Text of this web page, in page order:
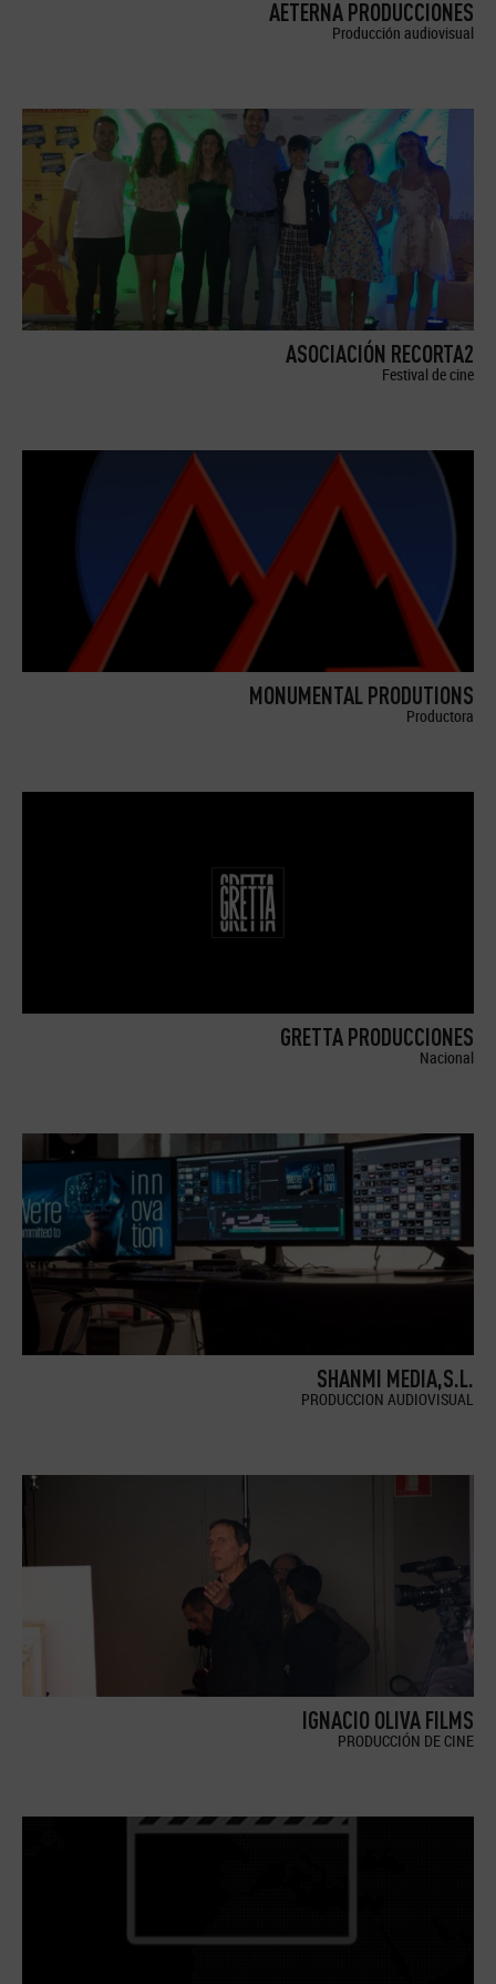
AETERNA PRODUCCIONES
Producción audiovisual
ASOCIACIÓN RECORTA2
Festival de cine
MONUMENTAL PRODUTIONS
Productora
GRETTA PRODUCCIONES
Nacional
SHANMI MEDIA,S.L.
PRODUCCION AUDIOVISUAL
IGNACIO OLIVA FILMS
PRODUCCIÓN DE CINE